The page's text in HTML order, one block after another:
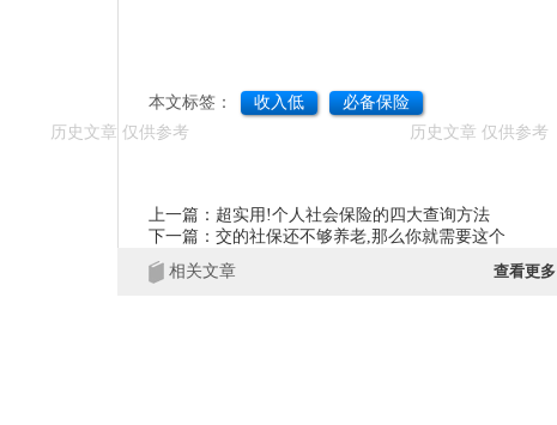
本文标签： 收入低 必备保险
上一篇：超实用!个人社会保险的四大查询方法
下一篇：交的社保还不够养老,那么你就需要这个
相关文章
查看更多